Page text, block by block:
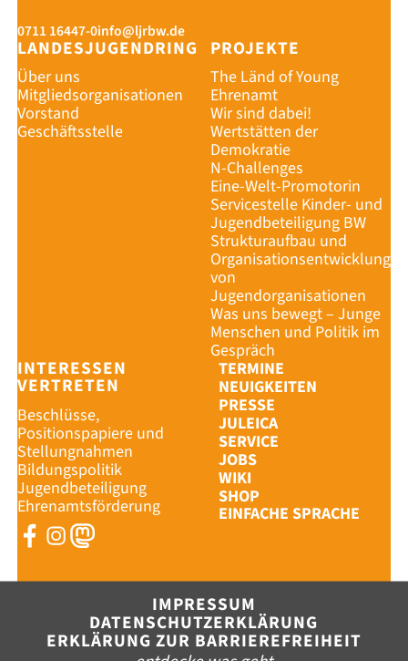
0711 16447-0info@ljrbw.de
LANDESJUGENDRING
Über uns
Mitgliedsorganisationen
Vorstand
Geschäftsstelle
PROJEKTE
The Länd of Young
Ehrenamt
Wir sind dabei!
Wertstätten der
Demokratie
N-Challenges
Eine-Welt-Promotorin
Servicestelle Kinder- und
Jugendbeteiligung BW
Strukturaufbau und
Organisationsentwicklung
von
Jugendorganisationen
Was uns bewegt – Junge
Menschen und Politik im
Gespräch
INTERESSEN
VERTRETEN
Beschlüsse,
Positionspapiere und
Stellungnahmen
Bildungspolitik
Jugendbeteiligung
Ehrenamtsförderung
TERMINE
NEUIGKEITEN
PRESSE
JULEICA
SERVICE
JOBS
WIKI
SHOP
EINFACHE SPRACHE
IMPRESSUM
DATENSCHUTZERKLÄRUNG
ERKLÄRUNG ZUR BARRIEREFREIHEIT